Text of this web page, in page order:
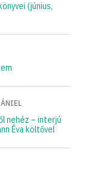
(június,
nehéz – interjú
Éva költővel